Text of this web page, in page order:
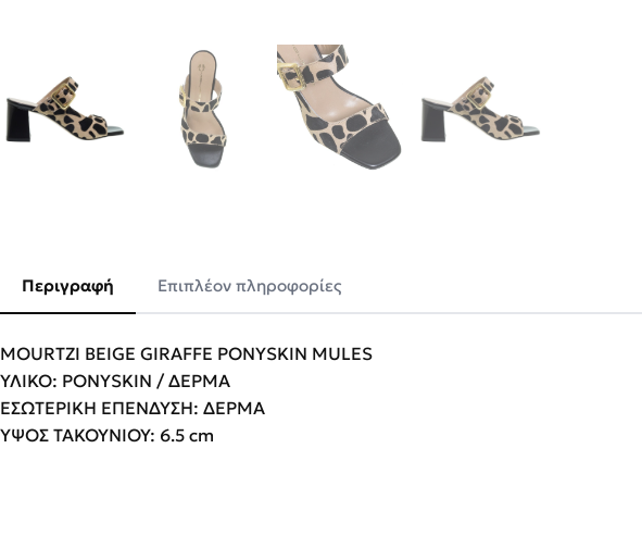
Περιγραφή Επιπλέον πληροφορίες
MOURTZI BEIGE GIRAFFE PONYSKIN MULES
ΥΛΙΚΟ: PONYSKIN / ΔΕΡΜΑ
ΕΣΩΤΕΡΙΚΗ ΕΠΕΝΔΥΣΗ: ΔΕΡΜΑ
ΥΨΟΣ ΤΑΚΟΥΝΙΟΥ: 6.5 cm